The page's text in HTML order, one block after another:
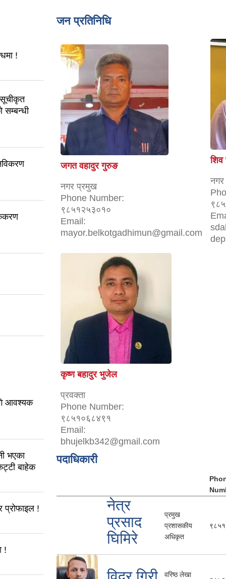
!
सम्बन्धी
आवश्यक
भएका
बाहेक
प्रोफाइल !
!
जन प्रतिनिधि
जगत वहादुर गुरुङ
नगर प्रमुख
Phone Number:
९८५१२५३०१०
Email:
mayor.belkotgadhimun@gmail.com
शिव
कृष्ण बहादुर भुजेल
प्रवक्ता
Phone Number:
९८५१०६८४९१
Email:
bhujelkb342@gmail.com
पदाधिकारी
नेत्र
प्रसाद
घिमिरे
प्रमुख
प्रशासकीय
अधिकृत
वरिष्ठ लेखा